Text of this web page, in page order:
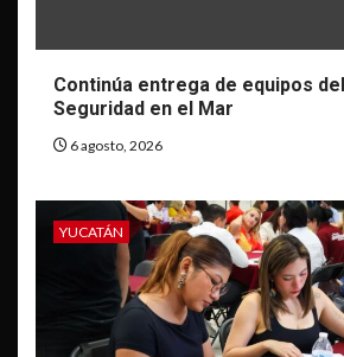
Continúa entrega de equipos
Seguridad en el Mar
6 agosto, 2026
YUCATÁN